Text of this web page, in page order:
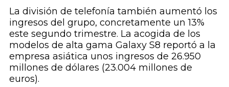
La división de telefonía también aumentó los
ingresos del grupo, concretamente un 13%
este segundo trimestre. La acogida de los
modelos de alta gama Galaxy S8 reportó a la
empresa asiática unos ingresos de 26.950
millones de dólares (23.004 millones de
euros).